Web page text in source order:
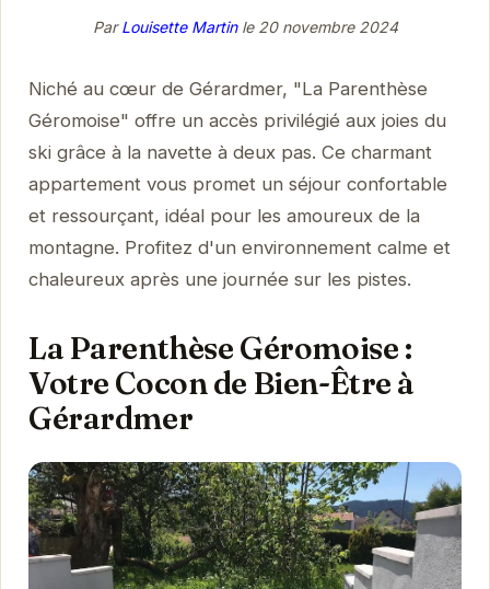
ParLouisette Martinle 20 novembre 2024
Niché au cœur de Gérardmer, "La Parenthèse
Géromoise" offre un accès privilégié aux joies du
ski grâce à la navette à deux pas. Ce charmant
appartement vous promet un séjour confortable
et ressourçant, idéal pour les amoureux de la
montagne. Profitez d'un environnement calme et
chaleureux après une journée sur les pistes.
La Parenthèse Géromoise :
Votre Cocon de Bien-Être à
Gérardmer